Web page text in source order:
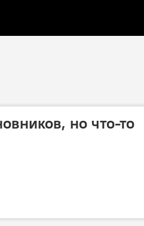
но что-то